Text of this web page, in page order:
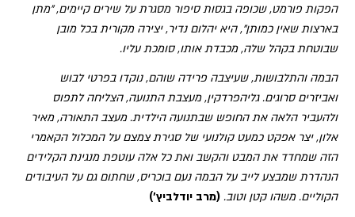
הפקות פורמט, שכופה בגסות סיפור מסגרת על שירים קיימים, "מתן
בארצות שאין כמותן", היא יהלום נדיר, יצירה מקורית בכל מובן
שבוטחת בקהל שלה, מכבדת אותו, סומכת עליו.
הבמה והתלבושות, שעיצבה פרידה שוהם, נוקדו בפרטי לבוש
ואביזרים סרוגים. גליהפרדקין, מעצבת התנועה, הצליחה לתפוס
ולהעביר הלאה את החופש שבתנועה הילדית. מעצב התאורה, מאיר
אלון, יצר אפקט כמעט קולנועי של סגירת צמצם על המכלול הקאמרי
הזה שמחדד את המבט והקשב ואת כל אלה עוטפת מנגינת הקלידים
הנהדרת שמבצע לייב על הבמה נעם בוכריס, שחתום גם על העיבודים
הקוליים. משהו קטן וטוב. (מרב יודלביץ')